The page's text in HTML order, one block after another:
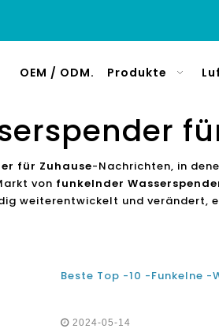
OEM / ODM. Produkte
für Zuhause-Nachrichten, in
von funkelnder
weiterentwickelt und verändert,
2024-05-14